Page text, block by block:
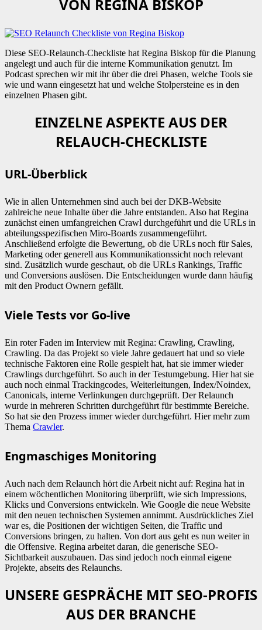
VON REGINA BISKOP
Diese SEO-Relaunch-Checkliste hat Regina Biskop für die Planung
angelegt und auch für die interne Kommunikation genutzt. Im
Podcast sprechen wir mit ihr über die drei Phasen, welche Tools sie
wie und wann eingesetzt hat und welche Stolpersteine es in den
einzelnen Phasen gibt.
EINZELNE ASPEKTE AUS DER
RELAUCH-CHECKLISTE
URL-Überblick
Wie in allen Unternehmen sind auch bei der DKB-Website
zahlreiche neue Inhalte über die Jahre entstanden. Also hat Regina
zunächst einen umfangreichen Crawl durchgeführt und die URLs in
abteilungsspezifischen Miro-Boards zusammengeführt.
Anschließend erfolgte die Bewertung, ob die URLs noch für Sales,
Marketing oder generell aus Kommunikationssicht noch relevant
sind. Zusätzlich wurde geschaut, ob die URLs Rankings, Traffic
und Conversions auslösen. Die Entscheidungen wurde dann häufig
mit den Product Ownern gefällt.
Viele Tests vor Go-live
Ein roter Faden im Interview mit Regina: Crawling, Crawling,
Crawling. Da das Projekt so viele Jahre gedauert hat und so viele
technische Faktoren eine Rolle gespielt hat, hat sie immer wieder
Crawlings durchgeführt. So auch in der Testumgebung. Hier hat sie
auch noch einmal Trackingcodes, Weiterleitungen, Index/Noindex,
Canonicals, interne Verlinkungen durchgeprüft. Der Relaunch
wurde in mehreren Schritten durchgeführt für bestimmte Bereiche.
So hat sie den Prozess immer wieder durchgeführt. Hier mehr zum
Thema Crawler.
Engmaschiges Monitoring
Auch nach dem Relaunch hört die Arbeit nicht auf: Regina hat in
einem wöchentlichen Monitoring überprüft, wie sich Impressions,
Klicks und Conversions entwickeln. Wie Google die neue Website
mit den neuen technischen Systemen annimmt. Ausdrückliches Ziel
war es, die Positionen der wichtigen Seiten, die Traffic und
Conversions bringen, zu halten. Von dort aus geht es nun weiter in
die Offensive. Regina arbeitet daran, die generische SEO-
Sichtbarkeit auszubauen. Das sind jedoch noch einmal eigene
Projekte, abseits des Relaunchs.
UNSERE GESPRÄCHE MIT SEO-PROFIS
AUS DER BRANCHE